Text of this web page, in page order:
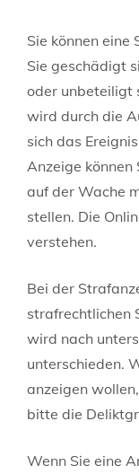
Sie können eine
Sie geschädigt
oder unbeteiligt
wird durch die
sich das
Anzeige können
auf der Wache
stellen. Die
verstehen.
Bei der
strafrechtlichen
wird nach
unterschieden.
anzeigen
bitte die
Wenn Sie eine